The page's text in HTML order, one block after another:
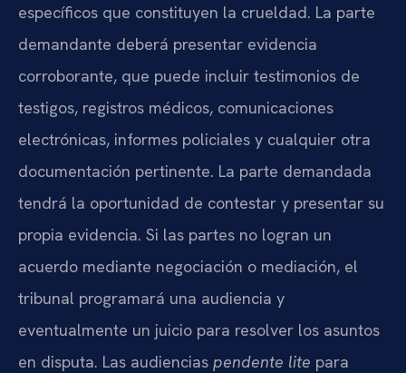
específicos que constituyen la crueldad. La parte
demandante deberá presentar evidencia
corroborante, que puede incluir testimonios de
testigos, registros médicos, comunicaciones
electrónicas, informes policiales y cualquier otra
documentación pertinente. La parte demandada
tendrá la oportunidad de contestar y presentar su
propia evidencia. Si las partes no logran un
acuerdo mediante negociación o mediación, el
tribunal programará una audiencia y
eventualmente un juicio para resolver los asuntos
en disputa. Las audiencias pendente lite para